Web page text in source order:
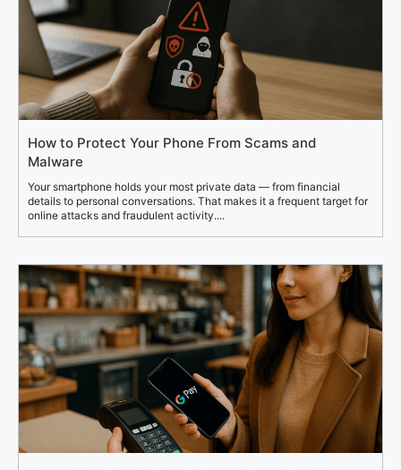
How to Protect Your Phone From Scams and
Malware
Your smartphone holds your most private data — from financial
details to personal conversations. That makes it a frequent target for
online attacks and fraudulent activity....